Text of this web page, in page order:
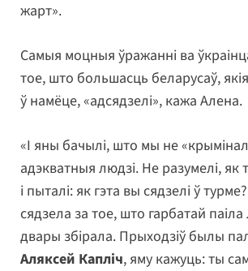
жарт».
Самыя моцныя ўражанні ва
тое, што большасць беларусаў,
ў намёце, «адсядзелі», кажа Алена.
«І яны бачылі, што мы не
адэкватныя людзі. Не разумелі, як
і пыталі: як гэта вы сядзелі ў
сядзела за тое, што гарбатай
двары збірала. Прыходзіў былы
Аляксей Капліч, яму кажуць: ты